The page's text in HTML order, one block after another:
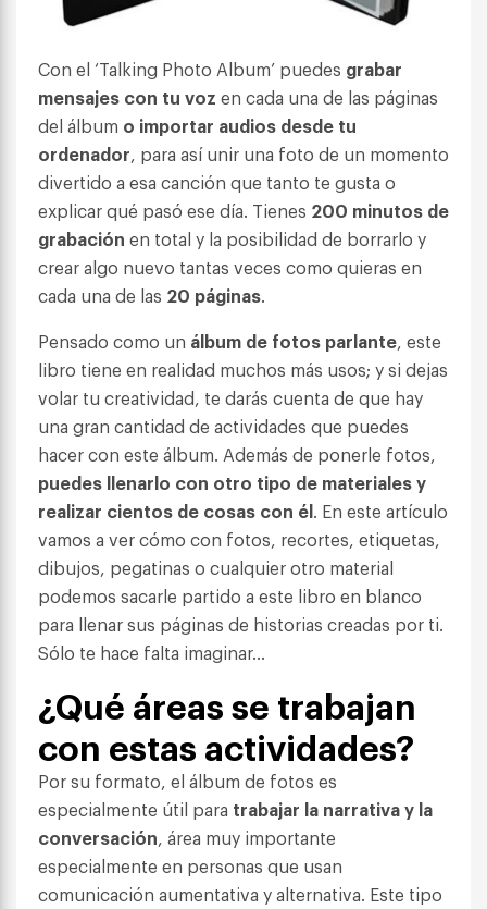
Con el ‘Talking Photo Album’ puedes grabar
mensajes con tu voz en cada una de las páginas
del álbum o importar audios desde tu
ordenador, para así unir una foto de un momento
divertido a esa canción que tanto te gusta o
explicar qué pasó ese día. Tienes 200 minutos de
grabación en total y la posibilidad de borrarlo y
crear algo nuevo tantas veces como quieras en
cada una de las 20 páginas.
Pensado como un álbum de fotos parlante, este
libro tiene en realidad muchos más usos; y si dejas
volar tu creatividad, te darás cuenta de que hay
una gran cantidad de actividades que puedes
hacer con este álbum. Además de ponerle fotos,
puedes llenarlo con otro tipo de materiales y
realizar cientos de cosas con él. En este artículo
vamos a ver cómo con fotos, recortes, etiquetas,
dibujos, pegatinas o cualquier otro material
podemos sacarle partido a este libro en blanco
para llenar sus páginas de historias creadas por ti.
Sólo te hace falta imaginar…
¿Qué áreas se trabajan
con estas actividades?
Por su formato, el álbum de fotos es
especialmente útil para trabajar la narrativa y la
conversación, área muy importante
especialmente en personas que usan
comunicación aumentativa y alternativa. Este tipo